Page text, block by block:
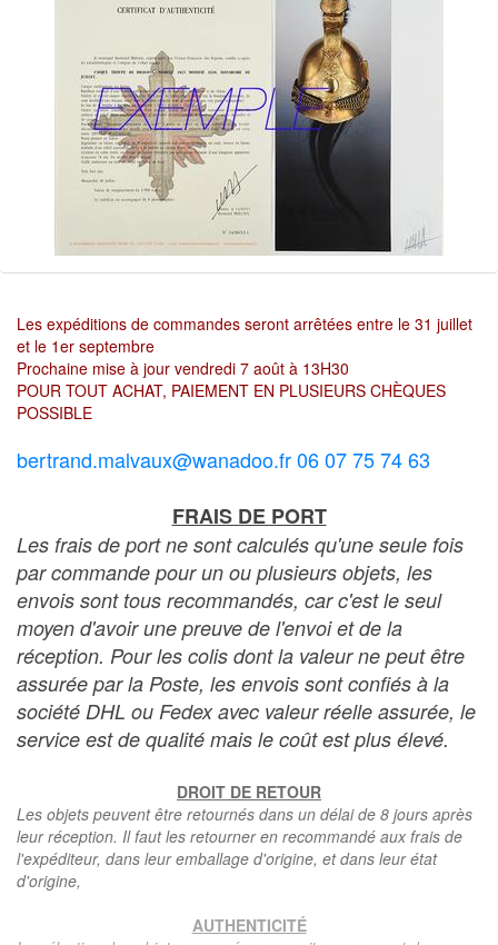
Les expéditions de commandes seront arrêtées entre le 31 juillet
et le 1er septembre
Prochaine mise à jour vendredi 7 août à 13H30
POUR TOUT ACHAT, PAIEMENT EN PLUSIEURS CHÈQUES
POSSIBLE
bertrand.malvaux@wanadoo.fr 06 07 75 74 63
FRAIS DE PORT
Les frais de port ne sont calculés qu'une seule fois
par commande pour un ou plusieurs objets, les
envois sont tous recommandés, car c'est le seul
moyen d'avoir une preuve de l'envoi et de la
réception. Pour les colis dont la valeur ne peut être
assurée par la Poste, les envois sont confiés à la
société DHL ou Fedex avec valeur réelle assurée, le
service est de qualité mais le coût est plus élevé.
DROIT DE RETOUR
Les objets peuvent être retournés dans un délai de 8 jours après
leur réception. Il faut les retourner en recommandé aux frais de
l'expéditeur, dans leur emballage d'origine, et dans leur état
d'origine,
AUTHENTICITÉ